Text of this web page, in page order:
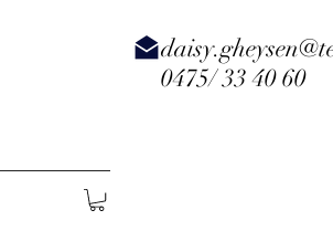
0475/ 33 40 60